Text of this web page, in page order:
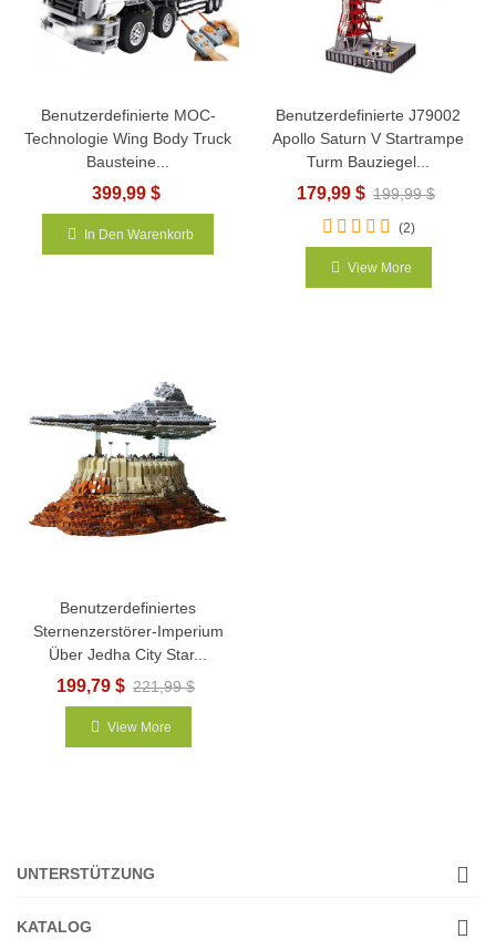
Benutzerdefinierte MOC-
Technologie Wing Body Truck
Bausteine...
399,99 $
In Den Warenkorb
Benutzerdefinierte J79002
Apollo Saturn V Startrampe
Turm Bauziegel...
179,99 $ 199,99 $
(2)
View More
Benutzerdefiniertes
Sternenzerstörer-Imperium
Über Jedha City Star...
199,79 $ 221,99 $
View More
UNTERSTÜTZUNG
KATALOG